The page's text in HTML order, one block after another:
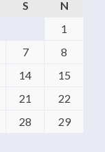
S N
1
7
8
14
15
21
22
28
29